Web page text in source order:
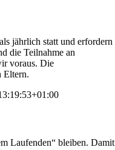
jährlich statt und erfordern
die Teilnahme an
voraus. Die
Eltern.
Laufenden“bleiben. Damit